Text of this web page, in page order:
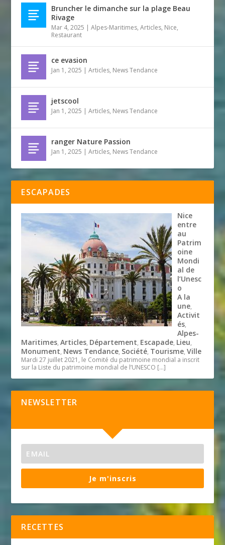
Bruncher le dimanche sur la plage Beau
Rivage
Mar 4, 2025 |Alpes-Maritimes,Articles, Nice,
Restaurant
ce evasion
Jan 1, 2025 |Articles, News Tendance
jetscool
Jan 1, 2025 |Articles, News Tendance
ranger Nature Passion
Jan 1, 2025 |Articles, News Tendance
ESCAPADES
Nice
entre
au
Patrim
oine
Mondi
al de
l’Unesc
o
A la
une,
Activit
és,
Alpes-
Maritimes,Articles, Département, Escapade, Lieu,
Monument, News Tendance, Société, Tourisme,Ville
Mardi 27 juillet 2021, le Comité du patrimoine mondial a inscrit
sur la Liste du patrimoine mondial de l’UNESCO […]
NEWSLETTER
Je m'inscris
RECETTES